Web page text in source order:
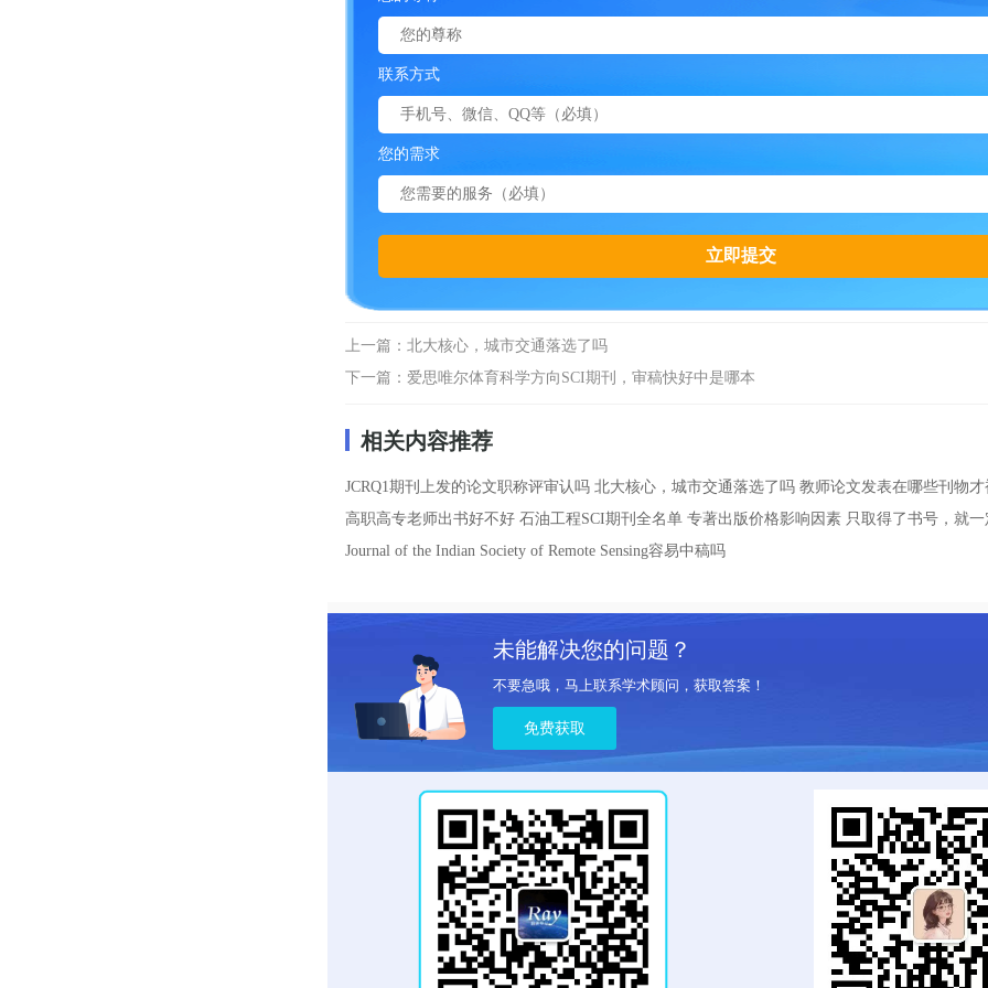
联系方式
您的需求
上一篇： 北大核心，城市交通落选了吗
下一篇： 爱思唯尔体育科学方向SCI期刊，审稿快好中是哪本
相关内容推荐
JCRQ1期刊上发的论文职称评审认吗 北大核心，城市交通落选了吗 教师论文发表在哪些刊物
高职高专老师出书好不好 石油工程SCI期刊全名单 专著出版价格影响因素 只取得了书号，就
Journal of the Indian Society of Remote Sensing容易中稿吗
未能解决您的问题？
不要急哦，马上联系学术顾问，获取答案！
免费获取